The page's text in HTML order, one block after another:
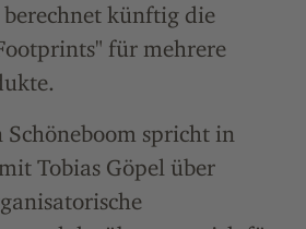
künftig die
für mehrere
Schöneboom spricht in
Tobias Göpel über